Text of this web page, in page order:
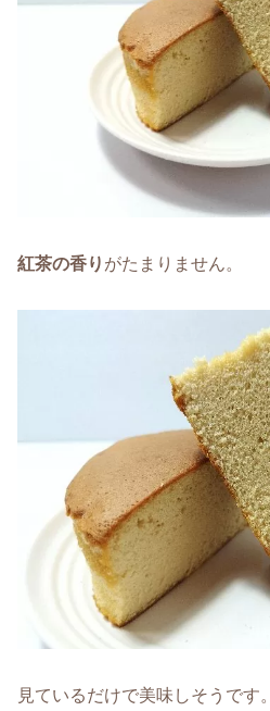
紅茶の香り がたまりません。
見ているだけで美味しそうです。